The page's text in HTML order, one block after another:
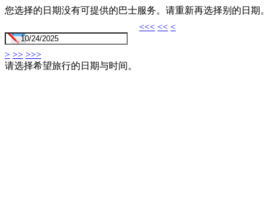
您选择的日期没有可提供的巴士服务。请重新再选择别的日期
<<< << <
> >> >>>
请选择希望旅行的日期与时间。